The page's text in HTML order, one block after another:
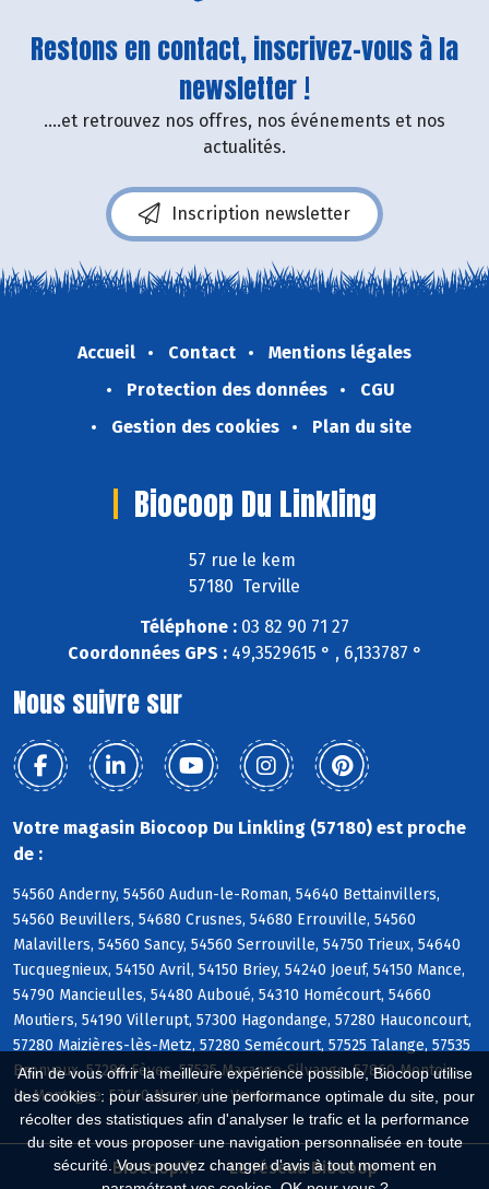
Afin de vous offrir la meilleure expérience possible, Biocoop utilise
des cookies : pour assurer une performance optimale du site, pour
récolter des statistiques afin d'analyser le trafic et la performance
du site et vous proposer une navigation personnalisée en toute
sécurité. Vous pouvez changer d'avis à tout moment en
Restons en contact, inscrivez-vous à la
newsletter !
....et retrouvez nos offres, nos événements et nos
actualités.
Inscription newsletter
Accueil Contact
Mentions légales
Protection des données
CGU
Gestion des cookies
Plan du site
Biocoop Du Linkling
57 rue le kem
57180 Terville
Téléphone : 03 82 90 71 27
Coordonnées GPS :49,3529615 ° , 6,133787 °
Nous suivre sur
Votre magasin Biocoop Du Linkling (57180) est proche
de :
54560 Anderny, 54560 Audun-le-Roman, 54640 Bettainvillers,
54560 Beuvillers, 54680 Crusnes, 54680 Errouville, 54560
Malavillers, 54560 Sancy, 54560 Serrouville, 54750 Trieux, 54640
Tucquegnieux, 54150 Avril, 54150 Briey, 54240 Joeuf, 54150 Mance,
54790 Mancieulles, 54480 Auboué, 54310 Homécourt, 54660
Moutiers, 54190 Villerupt, 57300 Hagondange, 57280 Hauconcourt,
57280 Maizières-lès-Metz, 57280 Semécourt, 57525 Talange, 57535
Bronvaux, 57280 Fèves, 57535 Marange-Silvange, 57860 Montois-
la-Montagne, 57140 Norroy-le-Veneur
Biocoop.fr Le réseau Biocoop